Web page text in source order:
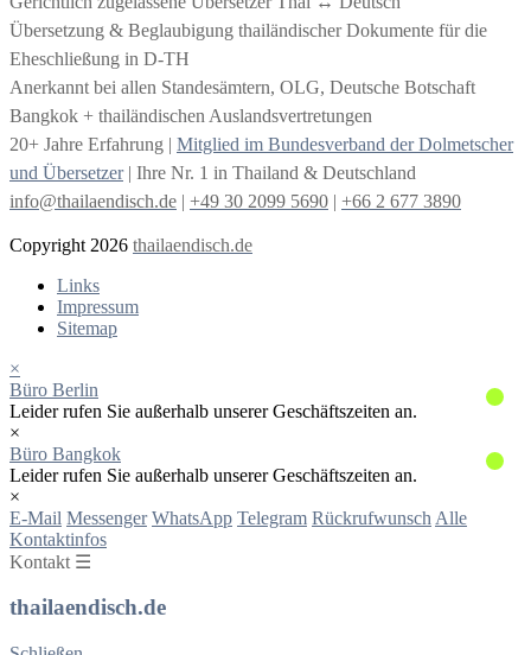
Übersetzung & Beglaubigung thailändischer Dokumente für die
Eheschließung in D-TH
Anerkannt bei allen Standesämtern, OLG, Deutsche Botschaft
Bangkok + thailändischen Auslandsvertretungen
20+ Jahre Erfahrung | Mitglied im Bundesverband der Dolmetscher
und Übersetzer| Ihre Nr. 1 in Thailand & Deutschland
info@thailaendisch.de | +49 30 2099 5690 | +66 2 677 3890
Copyright 2026 thailaendisch.de
Links
Impressum
Sitemap
×
Büro Berlin
Leider rufen Sie außerhalb unserer Geschäftszeiten an.
×
Büro Bangkok
Leider rufen Sie außerhalb unserer Geschäftszeiten an.
×
E-Mail Messenger WhatsApp Telegram Rückrufwunsch Alle
Kontaktinfos
Kontakt ☰
thailaendisch.de